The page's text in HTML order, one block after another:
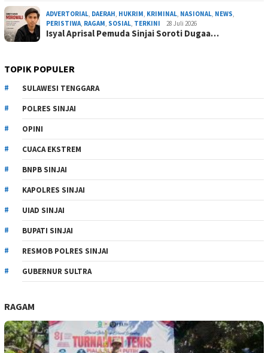
ADVERTORIAL, DAERAH, HUKRIM, KRIMINAL, NASIONAL, NEWS,
PERISTIWA, RAGAM, SOSIAL, TERKINI 28 Juli 2026
Isyal Aprisal Pemuda Sinjai Soroti Dugaa…
TOPIK POPULER
SULAWESI TENGGARA
POLRES SINJAI
OPINI
CUACA EKSTREM
BNPB SINJAI
KAPOLRES SINJAI
UIAD SINJAI
BUPATI SINJAI
RESMOB POLRES SINJAI
GUBERNUR SULTRA
RAGAM